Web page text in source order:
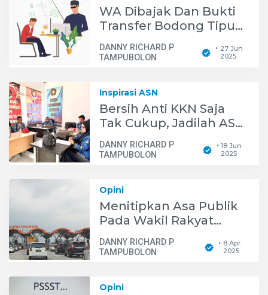
WA Dibajak Dan Bukti
Transfer Bodong Tipu
Rakyat, Kemana
Negara?
DANNY RICHARD P
TAMPUBOLON
• 27 Jun
2025
Inspirasi ASN
Bersih Anti KKN Saja
Tak Cukup, Jadilah ASN
Pintar AI Dengan
Webinar Nasional
DANNY RICHARD P
TAMPUBOLON
• 18 Jun
2025
Opini
Menitipkan Asa Publik
Pada Wakil Rakyat
Ketika Membahas RUU
Polri
DANNY RICHARD P
TAMPUBOLON
• 8 Apr
2025
Opini